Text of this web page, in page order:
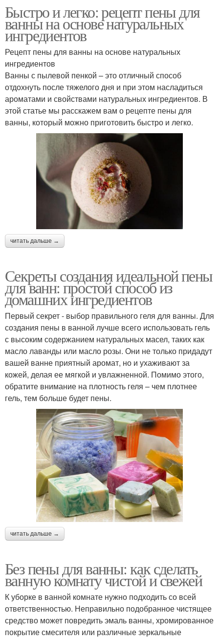
Быстро и легко: рецепт пены для
ванны на основе натуральных
ингредиентов
Рецепт пены для ванны на основе натуральных
ингредиентов
Ванны с пылевой пенкой – это отличный способ
отдохнуть после тяжелого дня и при этом насладиться
ароматами и свойствами натуральных ингредиентов. В
этой статье мы расскажем вам о рецепте пены для
ванны, который можно приготовить быстро и легко.
читать дальше →
Секреты создания идеальной пены
для ванн: простой способ из
домашних ингредиентов
Первый секрет - выбор правильного геля для ванны. Для
создания пены в ванной лучше всего использовать гель
с высоким содержанием натуральных масел, таких как
масло лаванды или масло розы. Они не только придадут
вашей ванне приятный аромат, но и ухаживают за
кожей, делая ее мягкой и увлажненной. Помимо этого,
обратите внимание на плотность геля – чем плотнее
гель, тем больше будет пены.
читать дальше →
Без пены для ванны: как сделать
ванную комнату чистой и свежей
К уборке в ванной комнате нужно подходить со всей
ответственностью. Неправильно подобранное чистящее
средство может повредить эмаль ванны, хромированное
покрытие смесителя или различные зеркальные